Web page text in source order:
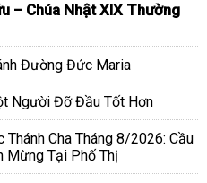
– Chúa Nhật XIX Thường
Đường Đức Maria
Người Đỡ Đầu Tốt Hơn
Cha Tháng 8/2026: Cầu
Mừng Tại Phố Thị